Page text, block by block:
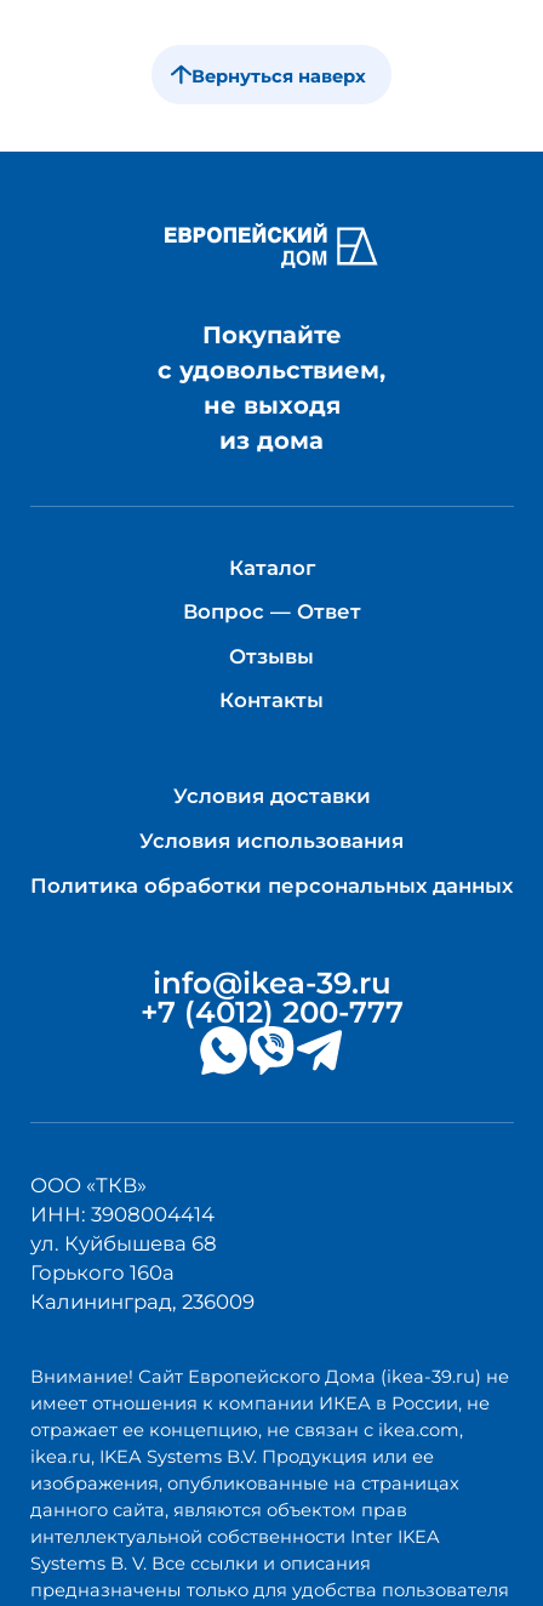
Вернуться наверх
Покупайте
с удовольствием,
не выходя
из дома
Каталог
Вопрос — Ответ
Отзывы
Контакты
Условия доставки
Условия использования
Политика обработки персональных данных
info@ikea-39.ru
+7 (4012) 200-777
ООО «ТКВ»
ИНН: 3908004414
ул. Куйбышева 68
Горького 160а
Калининград, 236009
Внимание! Сайт Европейского Дома (ikea-39.ru) не
имеет отношения к компании ИКЕА в России, не
отражает ее концепцию, не связан с ikea.com,
ikea.ru, IKEA Systems B.V. Продукция или ее
изображения, опубликованные на страницах
данного сайта, являются объектом прав
интеллектуальной собственности Inter IKEA
Systems B. V. Все ссылки и описания
предназначены только для удобства пользователя